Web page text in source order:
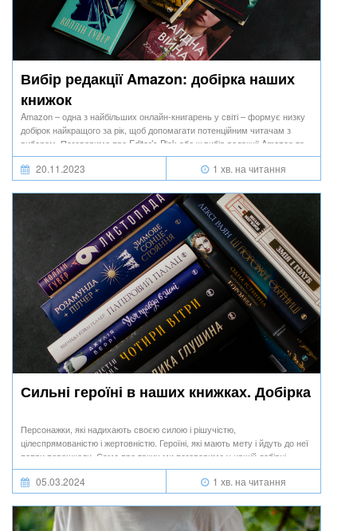
Вибір редакції Amazon: добірка наших
книжок
Amazon – одна з найбільших онлайн-книгарень у світі – формує низку
добірок найкращого за рік, щоб допомагати потенційним читачам з
вибором. Поговоримо про Editor’s Pick або ж вибір редакції Amazon та
критерії, якими керується команда, підбираючи книжки для цієї
категорії.
20.11.2023 1 хв. на читання
Сильні героїні в наших книжках. Добірка
Персонажки, які надихають своєю силою і рішучістю,
цілеспрямованістю і жертовністю. Героїні, які мають мету і йдуть до неї
попри перешкоди. Саме про таких ми поговоримо у нашій добірці.
05.03.2024 1 хв. на читання